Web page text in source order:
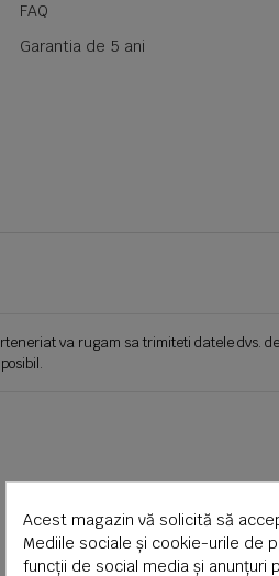
FAQ
Garantia de 5 ani
va rugam sa trimiteti datele dvs.
Acest magazin vă solicită să
Mediile sociale și cookie-urile de
funcții de social media și